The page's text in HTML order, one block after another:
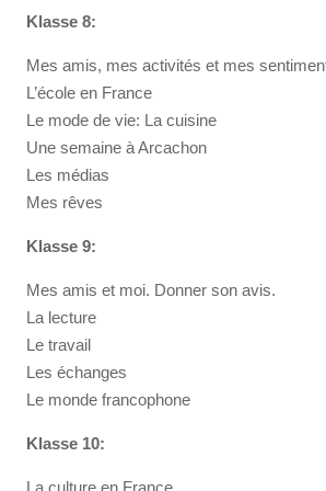
Klasse 8:
Mes amis, mes activités et mes
L’école en France
Le mode de vie: La cuisine
Une semaine à Arcachon
Les médias
Mes rêves
Klasse 9:
Mes amis et moi. Donner son avis.
La lecture
Le travail
Les échanges
Le monde francophone
Klasse 10: